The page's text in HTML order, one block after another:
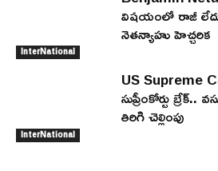
InterNational
విషయంలో రాజీ
నెతన్యాహు హెచ్చరిక
InterNational
US Supreme
సుప్రీంకోర్టు బ్రేక్..
తిరిగి చెల్లింపు